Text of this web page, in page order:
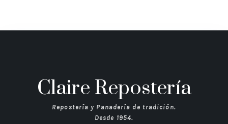
Claire Repostería
Repostería y Panadería de tradición.
Desde 1954.